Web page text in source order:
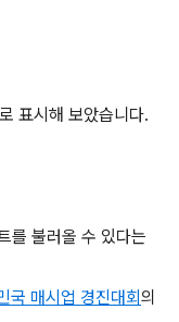
표시해 보았습니다.
를 불러올 수 있다는
국 매시업 경진대회의